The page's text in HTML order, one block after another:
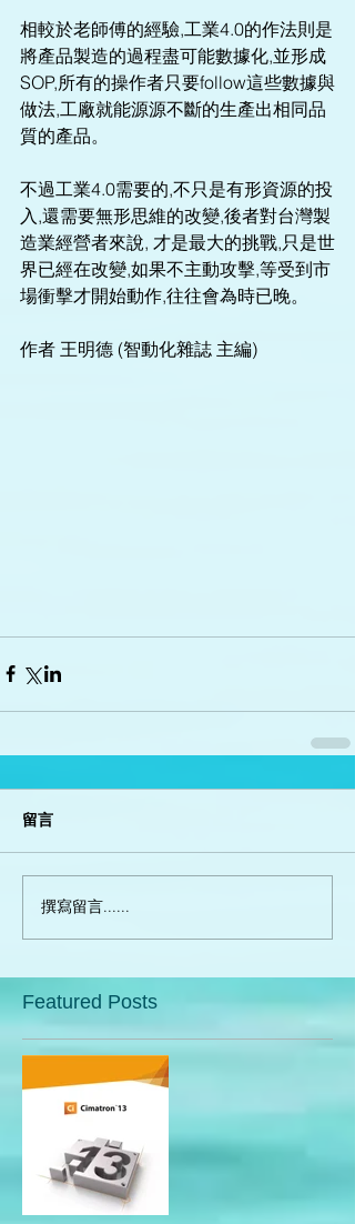
相較於老師傅的經驗,工業4.0的作法則是
將產品製造的過程盡可能數據化,並形成
SOP,所有的操作者只要follow這些數據與
做法,工廠就能源源不斷的生產出相同品
質的產品。
不過工業4.0需要的,不只是有形資源的投
入,還需要無形思維的改變,後者對台灣製
造業經營者來說, 才是最大的挑戰,只是世
界已經在改變,如果不主動攻擊,等受到市
場衝擊才開始動作,往往會為時已晚。
作者 王明德 (智動化雜誌 主編)
留言
撰寫留言......
Featured Posts